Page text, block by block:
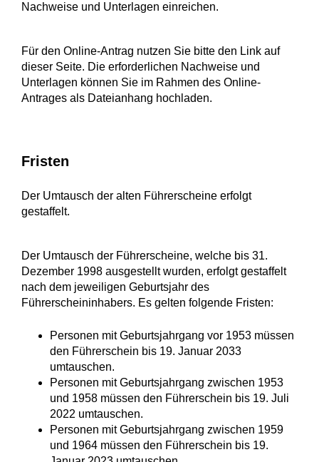
Nachweise und Unterlagen einreichen.
Für den Online-Antrag nutzen Sie bitte den Link auf
dieser Seite. Die erforderlichen Nachweise und
Unterlagen können Sie im Rahmen des Online-
Antrages als Dateianhang hochladen.
Fristen
Der Umtausch der alten Führerscheine erfolgt
gestaffelt.
Der Umtausch der Führerscheine, welche bis 31.
Dezember 1998 ausgestellt wurden, erfolgt gestaffelt
nach dem jeweiligen Geburtsjahr des
Führerscheininhabers. Es gelten folgende Fristen:
Personen mit Geburtsjahrgang vor 1953 müssen
den Führerschein bis 19. Januar 2033
umtauschen.
Personen mit Geburtsjahrgang zwischen 1953
und 1958 müssen den Führerschein bis 19. Juli
2022 umtauschen.
Personen mit Geburtsjahrgang zwischen 1959
und 1964 müssen den Führerschein bis 19.